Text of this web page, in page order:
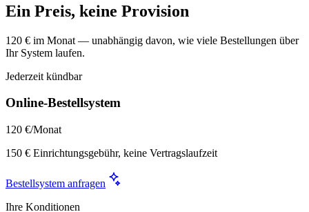
Ein Preis, keine Provision
120 € im Monat — unabhängig davon, wie viele Bestellungen über
Ihr System laufen.
Jederzeit kündbar
Online-Bestellsystem
120 €/Monat
150 € Einrichtungsgebühr, keine Vertragslaufzeit
Bestellsystem anfragen
Ihre Konditionen